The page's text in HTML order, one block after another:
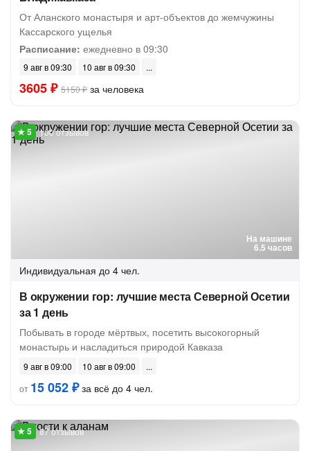
От Аланского монастыря и арт-объектов до жемчужины
Кассарского ущелья
Расписание: ежедневно в 09:30
9 авг в 09:30 10 авг в 09:30
3605 ₽ 5150 ₽ за человека
На машине
6.5 часов
100 отзывов
Индивидуальная до 4 чел.
В окружении гор: лучшие места Северной Осетии
за 1 день
Побывать в городе мёртвых, посетить высокогорный
монастырь и насладиться природой Кавказа
9 авг в 09:00
10 авг в 09:00
от 15 052 ₽за всё до 4 чел.
87 отзывов